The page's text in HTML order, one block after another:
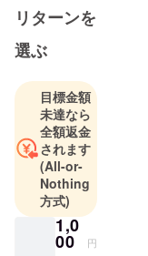
身。1990年
10月2日生ま
れ。高校卒
業後、華の
キャンパス
ライフを送
るのかと思
いきやニー
ト生活に突
入。19歳で
人生を絶望
していた
リターンを
選ぶ
目標金額
未達なら
全額返金
されます
(All-or-
Nothing
方式)
1,0
00 円